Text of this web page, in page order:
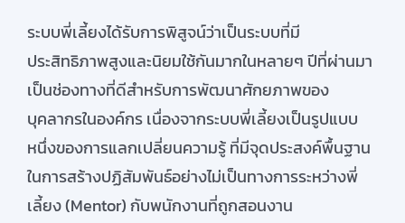
ระบบพี่เลี้ยงได้รับการพิสูจน์ว่าเป็นระบบที่มี
ประสิทธิภาพสูงและนิยมใช้กันมากในหลายๆ ปีที่ผ่านมา
เป็นช่องทางที่ดีสำหรับการพัฒนาศักยภาพของ
บุคลากรในองค์กร เนื่องจากระบบพี่เลี้ยงเป็นรูปแบบ
หนึ่งของการแลกเปลี่ยนความรู้ ที่มีจุดประสงค์พื้นฐาน
ในการสร้างปฏิสัมพันธ์อย่างไม่เป็นทางการระหว่างพี่
เลี้ยง (Mentor) กับพนักงานที่ถูกสอนงาน